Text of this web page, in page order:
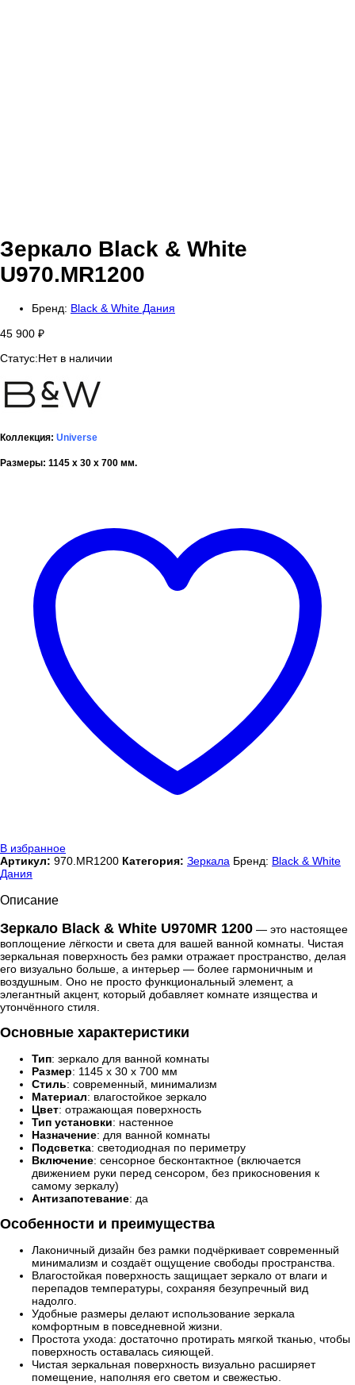
Зеркало Black & White
U970.MR1200
Бренд: Black & White Дания
45 900 ₽
Статус:Нет в наличии
Коллекция: Universe
Размеры: 1145 х 30 х 700 мм.
В избранное
Артикул: 970.MR1200 Категория: Зеркала Бренд: Black & White
Дания
Описание
Зеркало Black & White U970MR 1200 — это настоящее
воплощение лёгкости и света для вашей ванной комнаты. Чистая
зеркальная поверхность без рамки отражает пространство, делая
его визуально больше, а интерьер — более гармоничным и
воздушным. Оно не просто функциональный элемент, а
элегантный акцент, который добавляет комнате изящества и
утончённого стиля.
Основные характеристики
Тип: зеркало для ванной комнаты
Размер: 1145 х 30 х 700 мм
Стиль: современный, минимализм
Материал: влагостойкое зеркало
Цвет: отражающая поверхность
Тип установки: настенное
Назначение: для ванной комнаты
Подсветка: светодиодная по периметру
Включение: сенсорное бесконтактное (включается
движением руки перед сенсором, без прикосновения к
самому зеркалу)
Антизапотевание: да
Особенности и преимущества
Лаконичный дизайн без рамки подчёркивает современный
минимализм и создаёт ощущение свободы пространства.
Влагостойкая поверхность защищает зеркало от влаги и
перепадов температуры, сохраняя безупречный вид
надолго.
Удобные размеры делают использование зеркала
комфортным в повседневной жизни.
Простота ухода: достаточно протирать мягкой тканью, чтобы
поверхность оставалась сияющей.
Чистая зеркальная поверхность визуально расширяет
помещение, наполняя его светом и свежестью.